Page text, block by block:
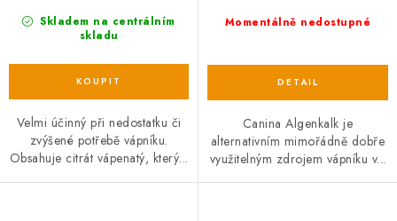
Skladem na centrálním
skladu
Velmi účinný při nedostatku či
zvýšené potřebě vápníku.
Obsahuje citrát vápenatý, který...
Momentálně nedostupné
Canina Algenkalk je
alternativním mimořádně dobře
využitelným zdrojem vápníku v...